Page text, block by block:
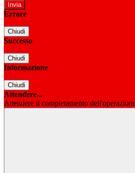
Errore
Chiudi
Successo
Chiudi
Informazione
Chiudi
Attendere...
Attendere il completamento